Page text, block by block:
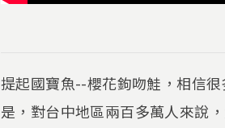
提起國寶魚--櫻花鉤吻鮭，相信
是，對台中地區兩百多萬人來說